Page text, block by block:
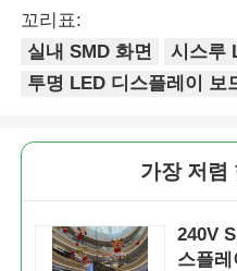
꼬리표:
실내 SMD 화면
시스루
투명 LED 디스플레이 보
가장 저렴
240V
스플